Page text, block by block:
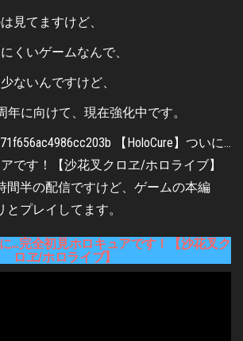
見てますけど、
くいゲームなんで、
ないんですけど、
年に向けて、現在強化中です。
間半の配信ですけど、ゲームの本編
プレイしてます。
に…完全初見ホロキュアです！【沙花叉ク
ロヱ/ホロライブ】